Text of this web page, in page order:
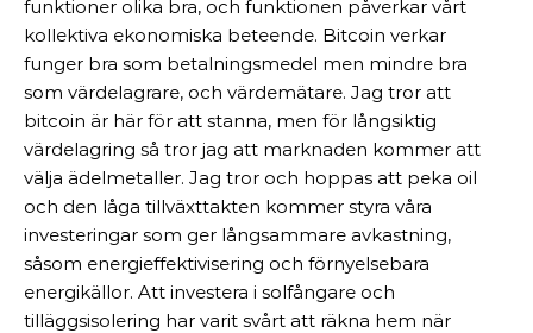
funktioner olika bra, och funktionen påverkar vårt
kollektiva ekonomiska beteende. Bitcoin verkar
funger bra som betalningsmedel men mindre bra
som värdelagrare, och värdemätare. Jag tror att
bitcoin är här för att stanna, men för långsiktig
värdelagring så tror jag att marknaden kommer att
välja ädelmetaller. Jag tror och hoppas att peka oil
och den låga tillväxttakten kommer styra våra
investeringar som ger långsammare avkastning,
såsom energieffektivisering och förnyelsebara
energikällor. Att investera i solfångare och
tilläggsisolering har varit svårt att räkna hem när